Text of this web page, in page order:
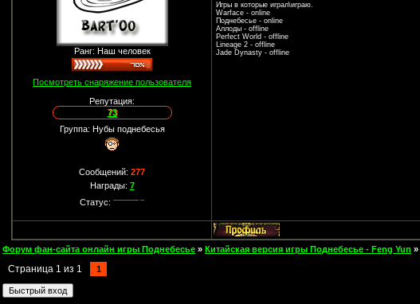
Ранг: Наш человек
Посмотреть снаряжение пользователя
Репутация:
73
Группа: Нубы поднебесья
Сообщений:277
Награды: 7
Статус:
Игры в которые играл\играю.
Warface - online
Поднебесье - online
Аллоды - offline
Perfect World - offline
Lineage 2 - offline
Jade Dynasty - offline
Форум фан-сайта онлайн игры Поднебесье » Китайская версия игры Поднебесье - Feng Yun »
Страница 1 из 1
1